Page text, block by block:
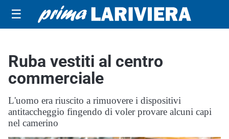
☰
Ruba vestiti al centro
commerciale
L'uomo era riuscito a rimuovere i dispositivi
antitaccheggio fingendo di voler provare alcuni capi
nel camerino